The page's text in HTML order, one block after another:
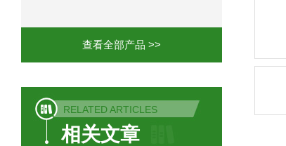
查看全部产品 >>
RELATED ARTICLES
相关文章